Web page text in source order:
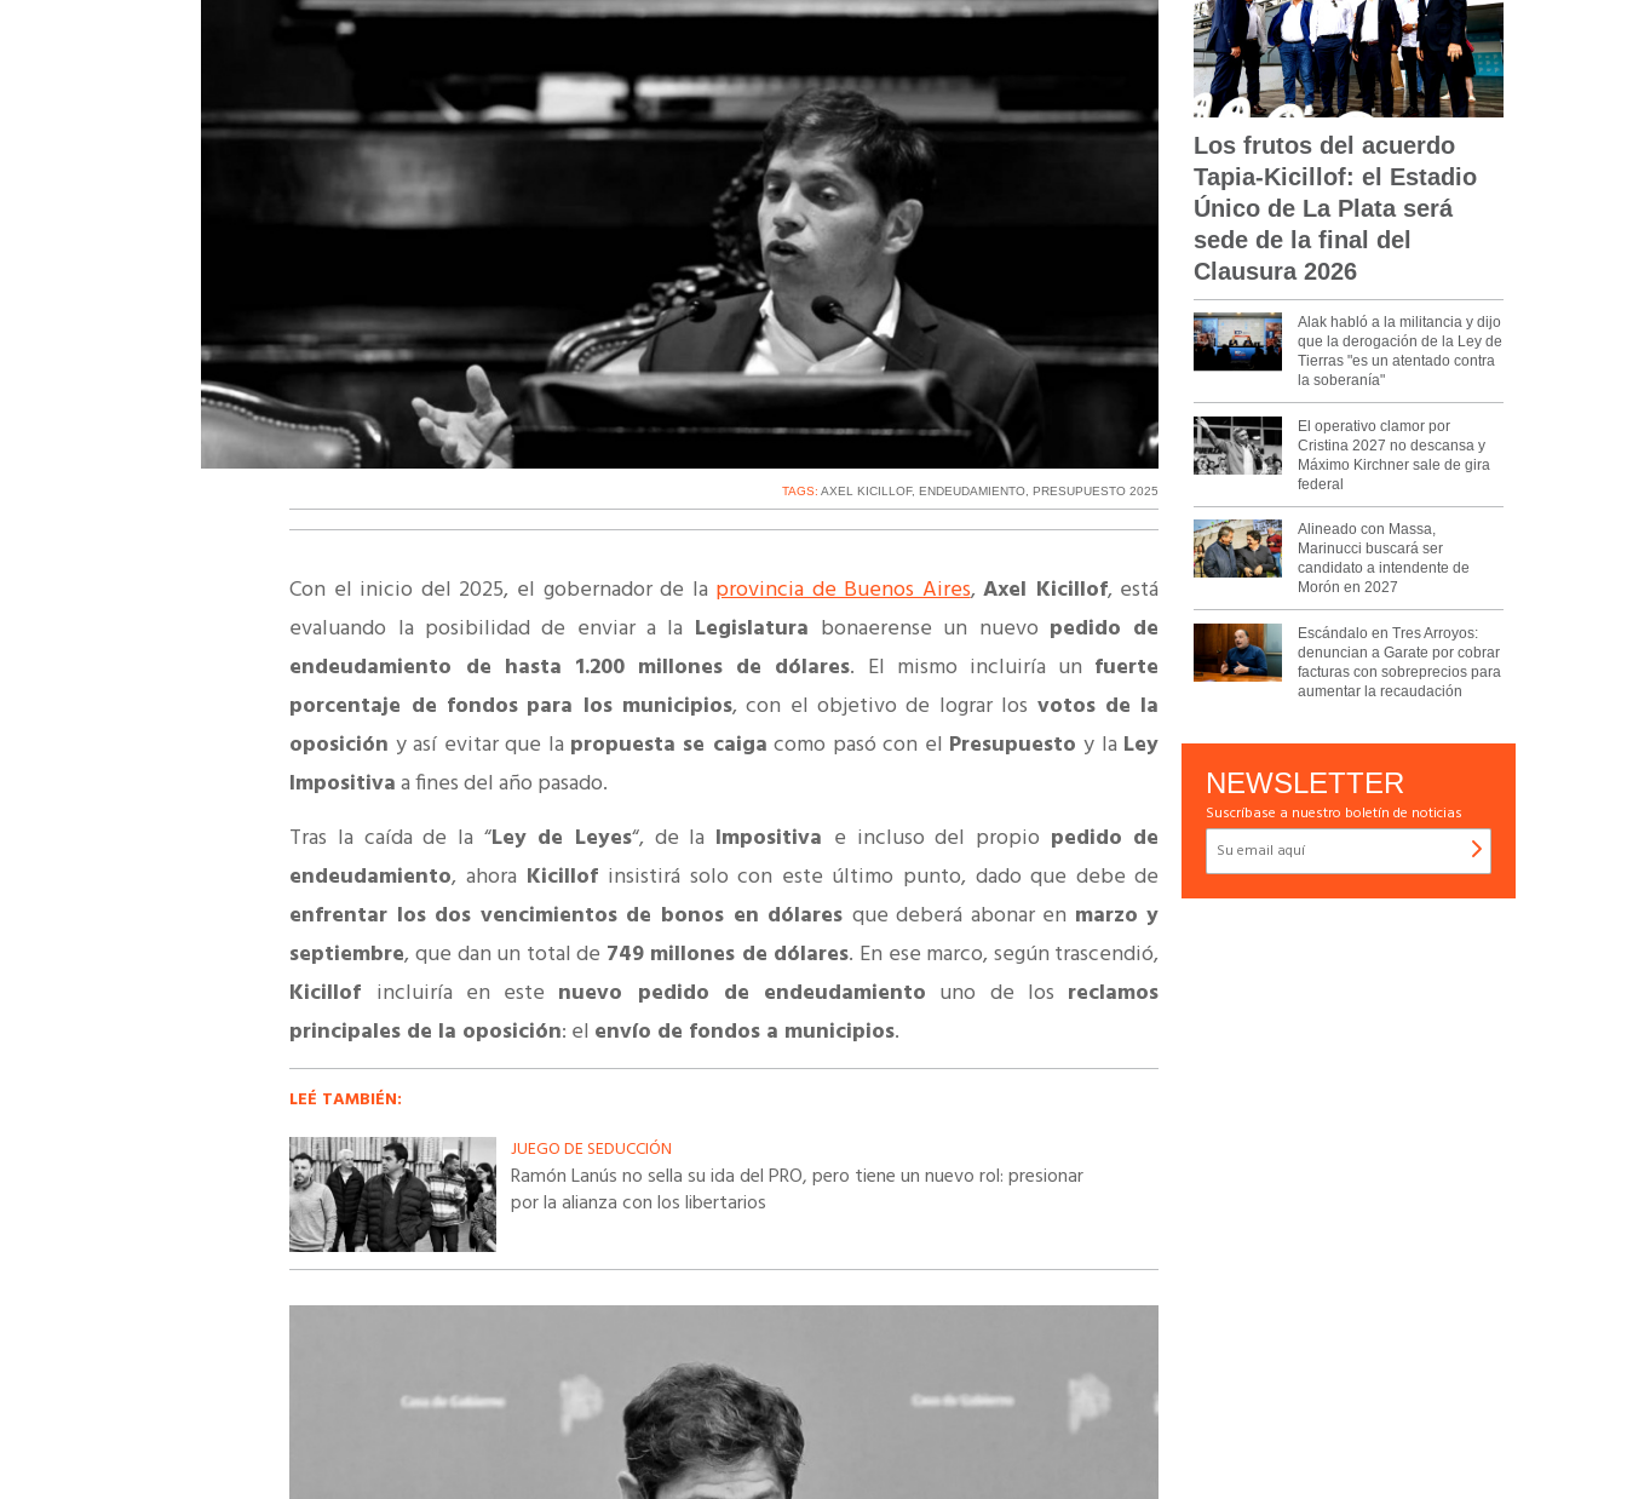
TAGS:AXEL KICILLOF,ENDEUDAMIENTO ,PRESUPUESTO 2025
Con el inicio del 2025, el gobernador de la provincia de Buenos Aires,Axel Kicillof, está
evaluando la posibilidad de enviar a la Legislatura bonaerense un nuevo pedido de
endeudamiento de hasta 1.200 millones de dólares. El mismo incluiría un fuerte
porcentaje de fondos para los municipios, con el objetivo de lograr los votos de la
oposición y así evitar que la propuesta se caiga como pasó con el Presupuestoy la Ley
Impositivaa fines del año pasado.
Tras la caída de la “Ley de Leyes“, de la Impositiva e incluso del propio pedido de
endeudamiento, ahora Kicillof insistirá solo con este último punto, dado que debe de
enfrentar los dos vencimientos de bonos en dólares que deberá abonar en marzo y
septiembre, que dan un total de 749 millones de dólares. En ese marco, según trascendió,
Kicillof incluiría en este nuevo pedido de endeudamiento uno de los reclamos
principales de la oposición: el envío de fondos a municipios.
LEÉ TAMBIÉN:
JUEGO DE SEDUCCIÓN
Ramón Lanús no sella su ida del PRO, pero tiene un nuevo rol: presionar
por la alianza con los libertarios
Los frutos del acuerdo
Tapia-Kicillof: el Estadio
Único de La Plata será
sede de la final del
Clausura 2026
Alak habló a la militancia y dijo
que la derogación de la Ley de
Tierras "es un atentado contra
la soberanía"
El operativo clamor por
Cristina 2027 no descansa y
Máximo Kirchner sale de gira
federal
Alineado con Massa,
Marinucci buscará ser
candidato a intendente de
Morón en 2027
Escándalo en Tres Arroyos:
denuncian a Garate por cobrar
facturas con sobreprecios para
aumentar la recaudación
NEWSLETTER
Suscríbase a nuestro boletín de noticias